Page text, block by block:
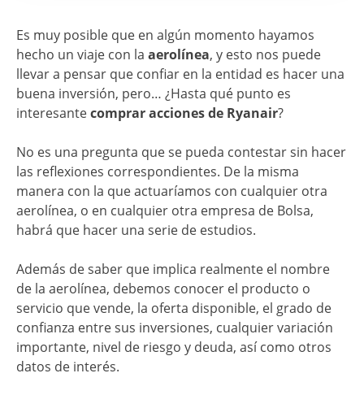
Es muy posible que en algún momento hayamos
hecho un viaje con la aerolínea, y esto nos puede
llevar a pensar que confiar en la entidad es hacer una
buena inversión, pero… ¿Hasta qué punto es
interesantecomprar acciones de Ryanair?
No es una pregunta que se pueda contestar sin hacer
las reflexiones correspondientes. De la misma
manera con la que actuaríamos con cualquier otra
aerolínea, o en cualquier otra empresa de Bolsa,
habrá que hacer una serie de estudios.
Además de saber que implica realmente el nombre
de la aerolínea, debemos conocer el producto o
servicio que vende, la oferta disponible, el grado de
confianza entre sus inversiones, cualquier variación
importante, nivel de riesgo y deuda, así como otros
datos de interés.